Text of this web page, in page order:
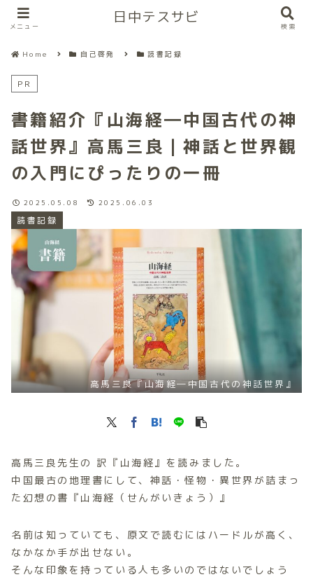
Home 自己啓発 読書記録
PR
書籍紹介『山海経―中国古代の神
話世界』高馬三良｜神話と世界観
の入門にぴったりの一冊
読書記録
高馬三良『山海経―中国古代の神話世界』
2025.05.08 2025.06.03
高馬三良先生の 訳『山海経』を読みました。
中国最古の地理書にして、神話・怪物・異世界が詰まっ
た幻想の書『山海経（せんがいきょう）』
名前は知っていても、原文で読むにはハードルが高く、
なかなか手が出せない。
そんな印象を持っている人も多いのではないでしょう
メニュー
日中テスサビ
検索